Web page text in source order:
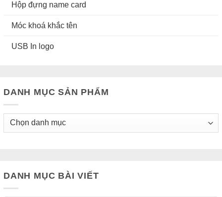
Hộp đựng name card
Móc khoá khắc tên
USB In logo
DANH MỤC SẢN PHẨM
DANH MỤC BÀI VIẾT